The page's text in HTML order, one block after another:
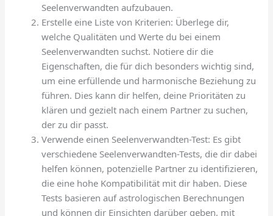
Seelenverwandten aufzubauen.
Erstelle eine Liste von Kriterien: Überlege dir,
welche Qualitäten und Werte du bei einem
Seelenverwandten suchst. Notiere dir die
Eigenschaften, die für dich besonders wichtig sind,
um eine erfüllende und harmonische Beziehung zu
führen. Dies kann dir helfen, deine Prioritäten zu
klären und gezielt nach einem Partner zu suchen,
der zu dir passt.
Verwende einen Seelenverwandten-Test: Es gibt
verschiedene Seelenverwandten-Tests, die dir dabei
helfen können, potenzielle Partner zu identifizieren,
die eine hohe Kompatibilität mit dir haben. Diese
Tests basieren auf astrologischen Berechnungen
und können dir Einsichten darüber geben, mit